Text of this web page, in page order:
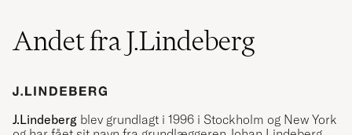
Andet fra J.Lindeberg
J.Lindeberg blev grundlagt i 1996 i Stockholm og New York